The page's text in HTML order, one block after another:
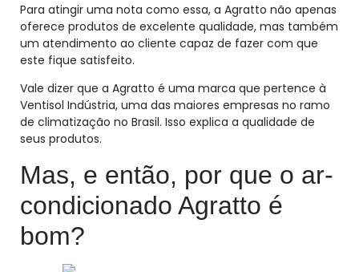
Para atingir uma nota como essa, a Agratto não apenas
oferece produtos de excelente qualidade, mas também
um atendimento ao cliente capaz de fazer com que
este fique satisfeito.
Vale dizer que a Agratto é uma marca que pertence à
Ventisol Indústria, uma das maiores empresas no ramo
de climatização no Brasil. Isso explica a qualidade de
seus produtos.
Mas, e então, por que o ar-
condicionado Agratto é
bom?